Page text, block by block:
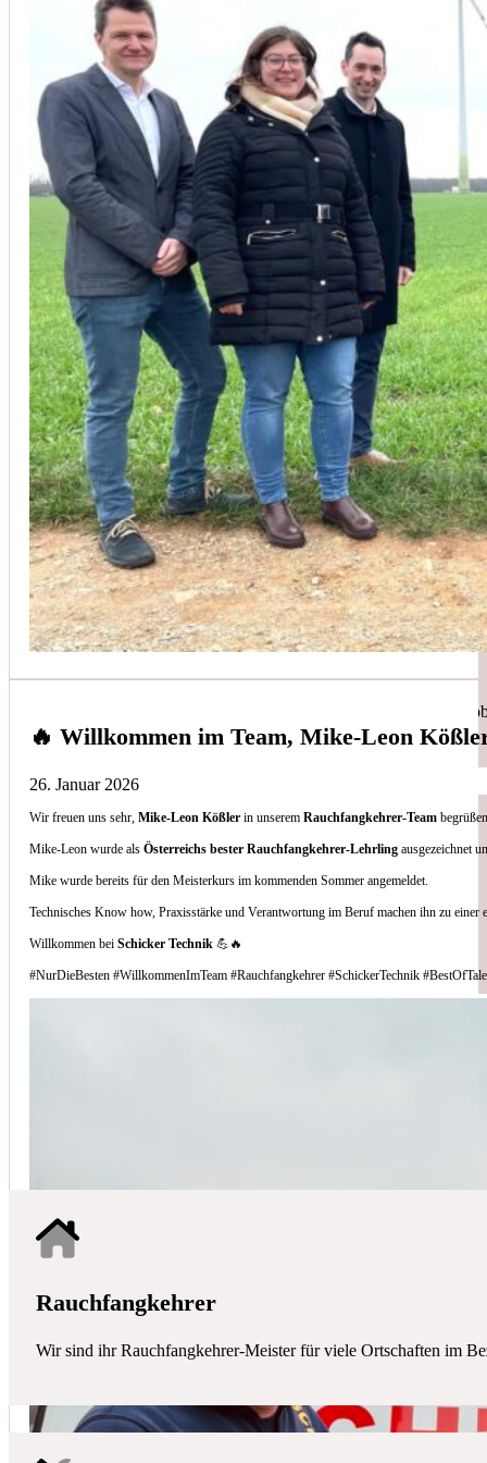
🔥 Willkommen im Team, Mike-Leon
26. Januar 2026
Wir freuen uns sehr,Mike-Leon Kößler in unseremRauchfangkehrer-Team
Mike-Leon wurde alsÖsterreichs bester Rauchfangkehrer-Lehrling ausgezeichnet
Mike wurde bereits für den Meisterkurs im kommenden Sommer angemeldet.
Technisches Know how, Praxisstärke und Verantwortung im Beruf machen ihn zu
Willkommen beiSchicker Technik 💪🔥
#NurDieBesten #WillkommenImTeam #Rauchfangkehrer #SchickerTechnik
Unsere Kunden vertrauen auf unsere langjährige Erfahrung und
Christoph Windisch
aus unseren Google-Bewertungen
Vom Anbot bis zur Fertigstellung alles rasch und
(Umbau) wurde besprochen und problemlos gelöst.
Johanna Koe
aus unseren Google-Bewertungen
Sehr freundlich! Hat alles super geklappt!
Simon Bilek
Anruf, 3 Stunden später war jemand Vorort, Problem
Thomas Gornix
aus unseren Google-Bewertungen
Nettes Team, und kompetente Beratung.
Rauchfangkehrer
Wir sind ihr Rauchfangkehrer-Meister für viele Ortschaften im